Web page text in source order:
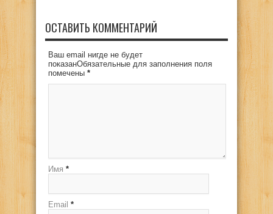
ОСТАВИТЬ КОММЕНТАРИЙ
Ваш email нигде не будет
показанОбязательные для заполнения поля
помечены *
Имя *
Email *